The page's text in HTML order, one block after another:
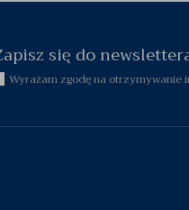
się do
Wyrażam zgodę na